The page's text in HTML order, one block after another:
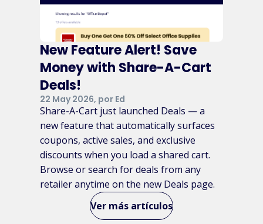
Walmart
Charles
Tyrwhitt
School
Specialty
ManoMano
Food Lion
Discount
School Supply
Hot Topic
TMALL
nykaa
New Feature Alert! Save
Money with Share-A-Cart
Deals!
22 May 2026, por Ed
Share-A-Cart just launched Deals — a
new feature that automatically surfaces
coupons, active sales, and exclusive
discounts when you load a shared cart.
Browse or search for deals from any
retailer anytime on the new Deals page.
Ver más artículos